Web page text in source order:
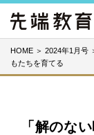
HOME ＞ 2024年1月号
もたちを育てる
「解のな